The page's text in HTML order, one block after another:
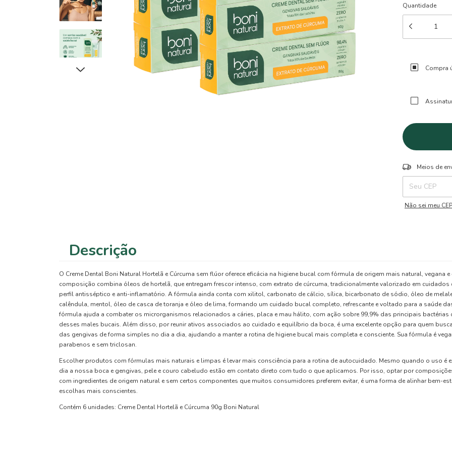
Quantidade
Compra
Entregas para o
Meios de
Não sei meu CEP
Descrição
O Creme Dental Boni Natural Hortelã e Cúrcuma sem flúor oferece eficácia na higiene bucal com fórmula de origem mais natural, vegana e
composição combina óleos de hortelã, que entregam frescor intenso, com extrato de cúrcuma, tradicionalmente valorizado em cuidados
perfil antisséptico e anti-inflamatório. A fórmula ainda conta com xilitol, carbonato de cálcio, sílica, bicarbonato de sódio, óleo de
calêndula, mentol, óleo de casca de toranja e óleo de lima, formando um cuidado bucal completo, refrescante e voltado para a saúde
fórmula ajuda a combater os microrganismos relacionados a cáries, placa e mau hálito, com ação sobre 99,9% das principais bactérias
desses males bucais. Além disso, por reunir ativos associados ao cuidado e equilíbrio da boca, é uma excelente opção para quem
das gengivas de forma simples no dia a dia, ajudando a manter a rotina de higiene bucal mais completa e consciente. Sua fórmula é
parabenos e sem triclosan.
Escolher produtos com fórmulas mais naturais e limpas é levar mais consciência para a rotina de autocuidado. Mesmo quando o uso é
dia a nossa boca e gengivas, pele e couro cabeludo estão em contato direto com tudo o que aplicamos. Por isso, optar por
com ingredientes de origem natural e sem certos componentes que muitos consumidores preferem evitar, é uma forma de alinhar bem-
escolhas mais conscientes.
Contém 6 unidades: Creme Dental Hortelã e Cúrcuma 90g Boni Natural